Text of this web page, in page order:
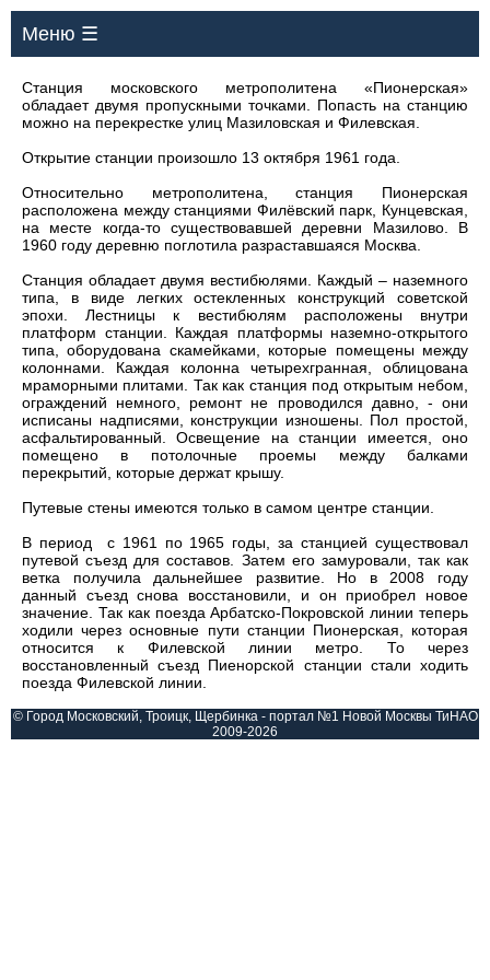
Меню ☰
Станция московского метрополитена «Пионерская»
обладает двумя пропускными точками. Попасть на станцию
можно на перекрестке улиц Мазиловская и Филевская.
Открытие станции произошло 13 октября 1961 года.
Относительно метрополитена, станция Пионерская
расположена между станциями Филёвский парк, Кунцевская,
на месте когда-то существовавшей деревни Мазилово. В
1960 году деревню поглотила разраставшаяся Москва.
Станция обладает двумя вестибюлями. Каждый – наземного
типа, в виде легких остекленных конструкций советской
эпохи. Лестницы к вестибюлям расположены внутри
платформ станции. Каждая платформы наземно-открытого
типа, оборудована скамейками, которые помещены между
колоннами. Каждая колонна четырехгранная, облицована
мраморными плитами. Так как станция под открытым небом,
ограждений немного, ремонт не проводился давно, - они
исписаны надписями, конструкции изношены. Пол простой,
асфальтированный. Освещение на станции имеется, оно
помещено в потолочные проемы между балками
перекрытий, которые держат крышу.
Путевые стены имеются только в самом центре станции.
В период с 1961 по 1965 годы, за станцией существовал
путевой съезд для составов. Затем его замуровали, так как
ветка получила дальнейшее развитие. Но в 2008 году
данный съезд снова восстановили, и он приобрел новое
значение. Так как поезда Арбатско-Покровской линии теперь
ходили через основные пути станции Пионерская, которая
относится к Филевской линии метро. То через
восстановленный съезд Пиенорской станции стали ходить
поезда Филевской линии.
© Город Московский, Троицк, Щербинка - портал №1 Новой Москвы ТиНАО
2009-2026